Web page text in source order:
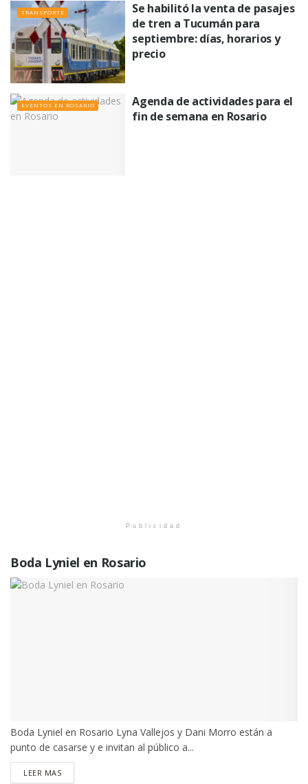
TRANSPORTE
Se habilitó la venta de pasajes
de tren a Tucumán para
septiembre: días, horarios y
precio
EVENTOS EN ROSARIO
Agenda de actividades para el
fin de semana en Rosario
Publicidad
Boda Lyniel en Rosario
Boda Lyniel en Rosario Lyna Vallejos y Dani Morro están a
punto de casarse y e invitan al público a...
LEER MASDETAILS